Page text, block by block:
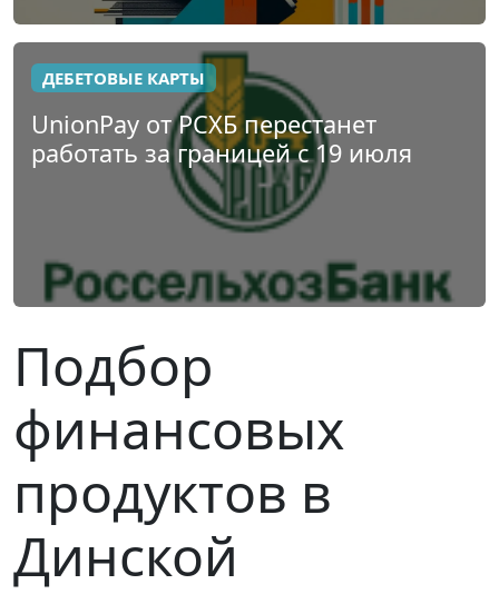
ДЕБЕТОВЫЕ КАРТЫ
UnionPay от РСХБ перестанет
работать за границей с 19 июля
Подбор
финансовых
продуктов в
Динской